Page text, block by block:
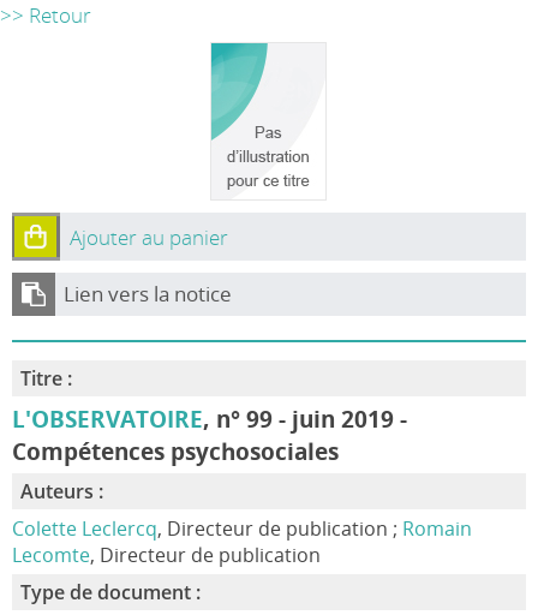
DEPENDANCES
>> Retour
Ajouter au panier
Lien vers la notice
Titre :
L'OBSERVATOIRE, n° 99 - juin 2019 -
Compétences psychosociales
Auteurs :
Colette Leclercq, Directeur de publication ; Romain
Lecomte, Directeur de publication
Type de document :